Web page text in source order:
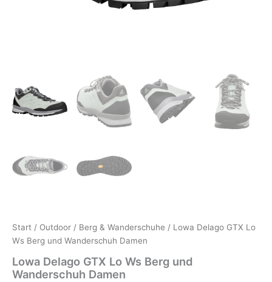
Start / Outdoor / Berg & Wanderschuhe / Lowa Delago GTX Lo
Ws Berg und Wanderschuh Damen
Lowa Delago GTX Lo Ws Berg und
Wanderschuh Damen